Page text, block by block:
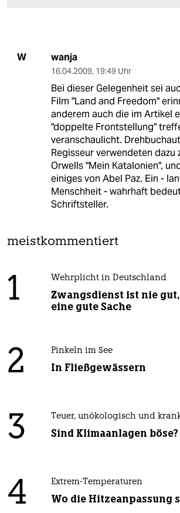
W wanja
16.04.2009, 19:49 Uhr
Bei dieser Gelegenheit sei
Film "Land and Freedom"
anderem auch die im Artikel
"doppelte Frontstellung"
veranschaulicht.
Regisseur verwendeten dazu
Orwells "Mein Katalonien",
einiges von Abel Paz. Ein -
Menschheit - wahrhaft
Schriftsteller.
meistkommentiert
1 Wehrplicht in Deutschland
Zwangsdienst ist nie
eine gute Sache
2 Pinkeln im See
In Fließgewässern
3 Teuer, unökologisch und
Sind Klimaanlagen böse?
4 Extrem-Temperaturen
Wo die Hitzeanpassung